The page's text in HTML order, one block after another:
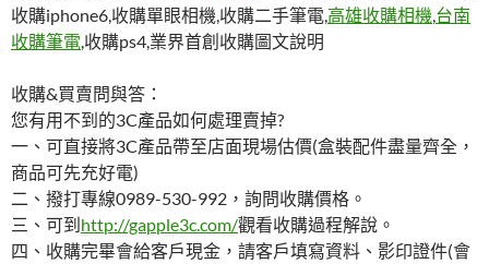
收購iphone6,收購單眼相機,收購二手筆電,高雄收購相機,台南
收購筆電,收購ps4,業界首創收購圖文說明
收購&買賣問與答：
您有用不到的3C產品如何處理賣掉?
一、可直接將3C產品帶至店面現場估價(盒裝配件盡量齊全，
商品可先充好電)
二、撥打專線0989-530-992，詢問收購價格。
三、可到http://gapple3c.com/觀看收購過程解說。
四、收購完畢會給客戶現金，請客戶填寫資料、影印證件(會